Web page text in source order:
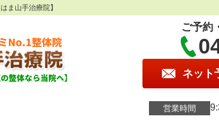
ま山手治療院】
ご予約
ネット
営業時間